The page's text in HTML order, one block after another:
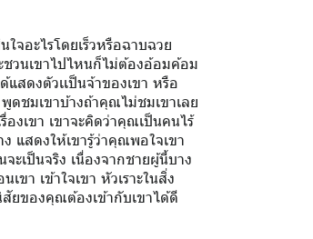
อะไรโดยเร็วหรือฉาบฉวย
วนเขาไปไหนก็ไม่ต้องอ้อมค้อม
สดงตัวเเป็นจ้าของเขา หรือ
ดชมเขาบ้างถ้าคุณไม่ชมเขาเลย
องเขา เขาจะคิดว่าคุณเป็นคนไร้
แสดงให้เขารู้ว่าคุณพอใจเขา
ะเป็นจริง เนื่องจากชายผู้นี้บาง
ขา เข้าใจเขา หัวเราะในสิ่ง
ยของคุณต้องเข้ากับเขาได้ดี